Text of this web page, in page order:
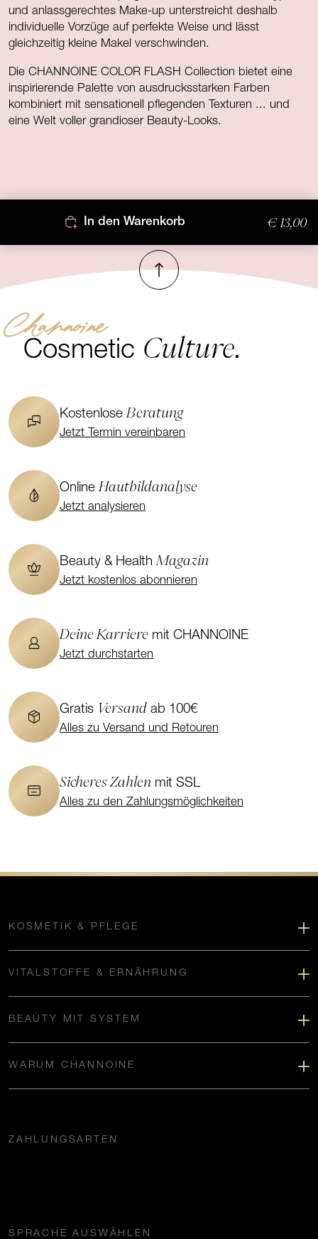
und anlassgerechtes Make-up unterstreicht deshalb
individuelle Vorzüge auf perfekte Weise und lässt
gleichzeitig kleine Makel verschwinden.
Die CHANNOINE COLOR FLASH Collection bietet eine
inspirierende Palette von ausdrucksstarken Farben
kombiniert mit sensationell pflegenden Texturen ... und
eine Welt voller grandioser Beauty-Looks.
In den Warenkorb € 13,00
Nach oben
Channoine
Cosmetic Culture.
KostenloseBeratung
Jetzt Termin vereinbaren
OnlineHautbildanalyse
Jetzt analysieren
Beauty & HealthMagazin
Jetzt kostenlos abonnieren
Deine Karriere mit CHANNOINE
Jetzt durchstarten
Gratis Versand ab 100€
Alles zu Versand und Retouren
Sicheres Zahlen mit SSL
Alles zu den Zahlungsmöglichkeiten
KOSMETIK & PFLEGE
VITALSTOFFE & ERNÄHRUNG
BEAUTY MIT SYSTEM
WARUM CHANNOINE
ZAHLUNGSARTEN
SPRACHE AUSWÄHLEN